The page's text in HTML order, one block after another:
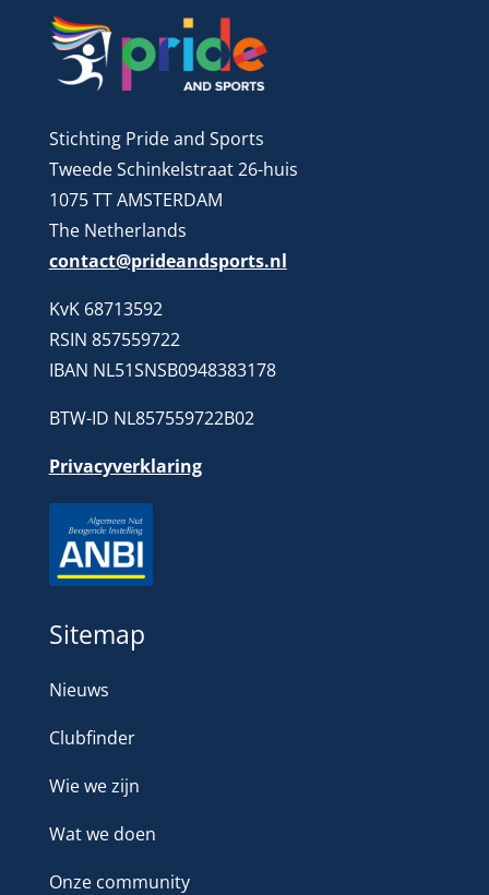
Stichting Pride and Sports
Tweede Schinkelstraat 26-huis
1075 TT AMSTERDAM
The Netherlands
contact@prideandsports.nl
KvK 68713592
RSIN 857559722
IBAN NL51SNSB0948383178
BTW-ID NL857559722B02
Privacyverklaring
Sitemap
Nieuws
Clubfinder
Wie we zijn
Wat we doen
Onze community